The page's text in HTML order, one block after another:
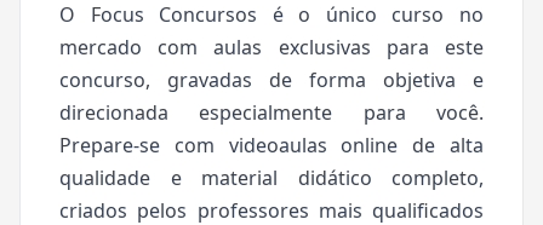
O Focus Concursos é o único curso no
mercado com aulas exclusivas para este
concurso, gravadas de forma objetiva e
direcionada especialmente para você.
Prepare-se com videoaulas online de alta
qualidade e material didático completo,
criados pelos professores mais qualificados